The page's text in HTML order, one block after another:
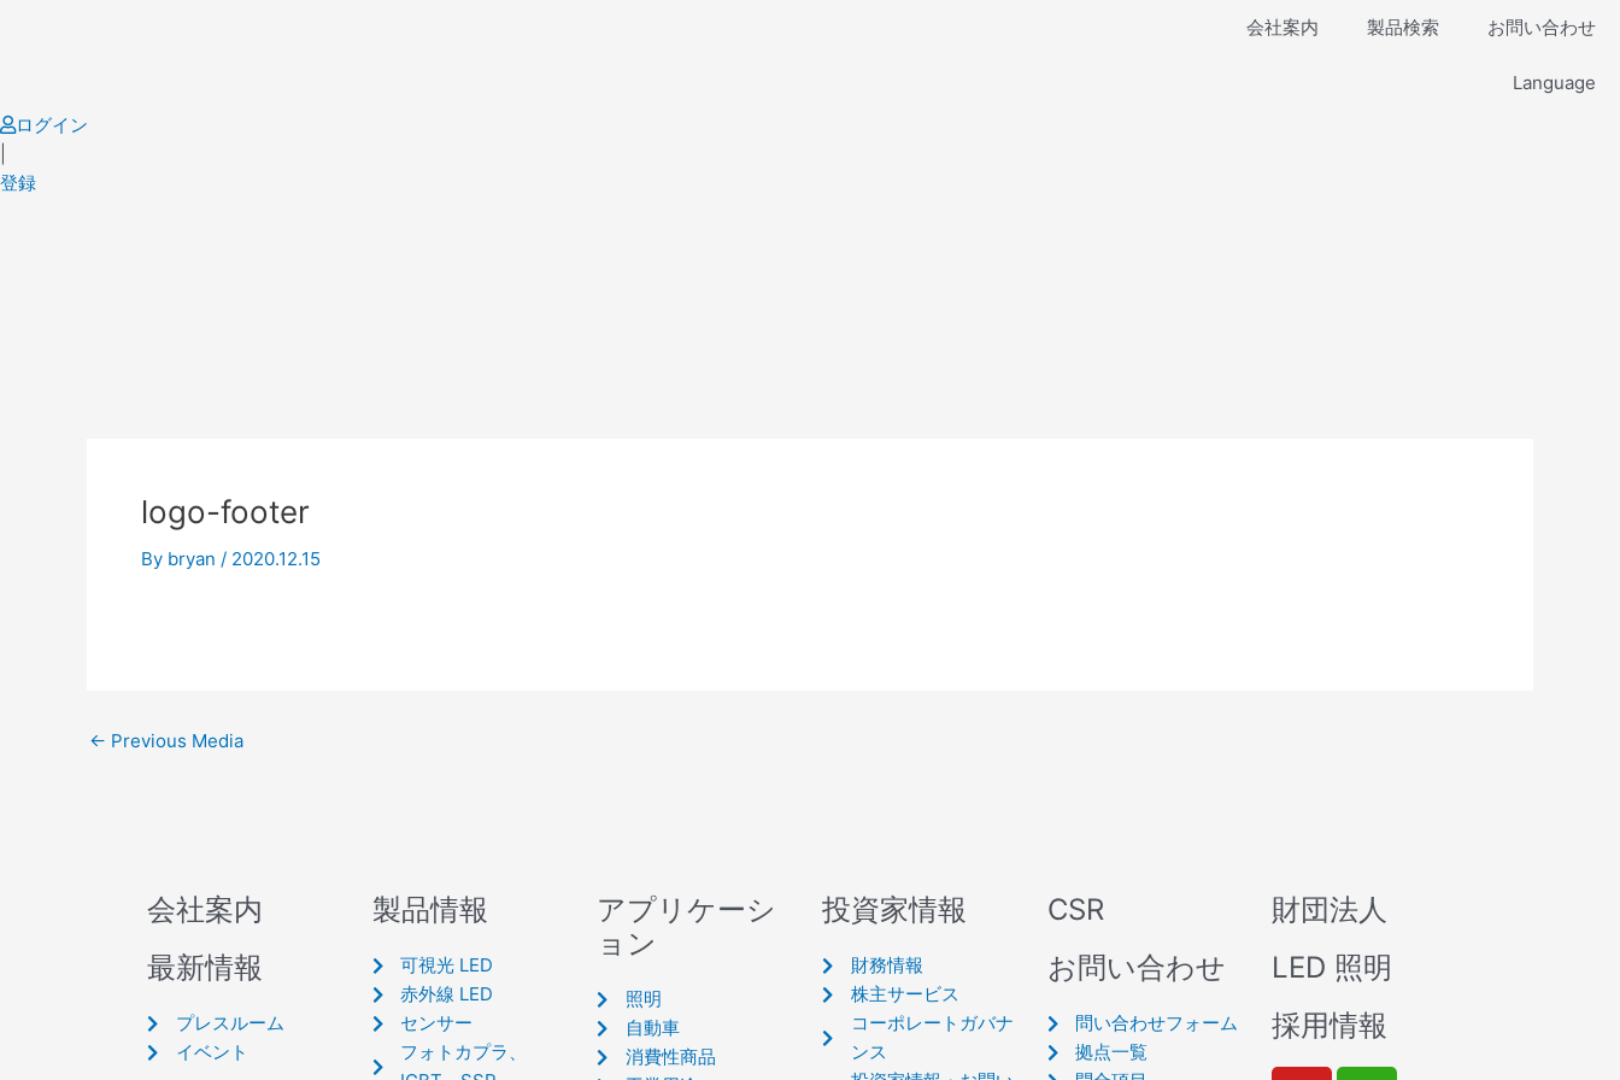
会社案内 製品検索 お問い合わせ
Language
ログイン
登録
logo-footer
By bryan / 2020.12.15
← Previous Media
会社案内
最新情報
プレスルーム
イベント
製品情報
可視光 LED
赤外線 LED
センサー
フォトカプラ、
アプリケーシ
ョン
照明
自動車
消費性商品
投資家情報
財務情報
株主サービス
コーポレートガバナ
ンス
CSR
お問い合わせ
問い合わせフォーム
拠点一覧
財団法人
LED 照明
採用情報